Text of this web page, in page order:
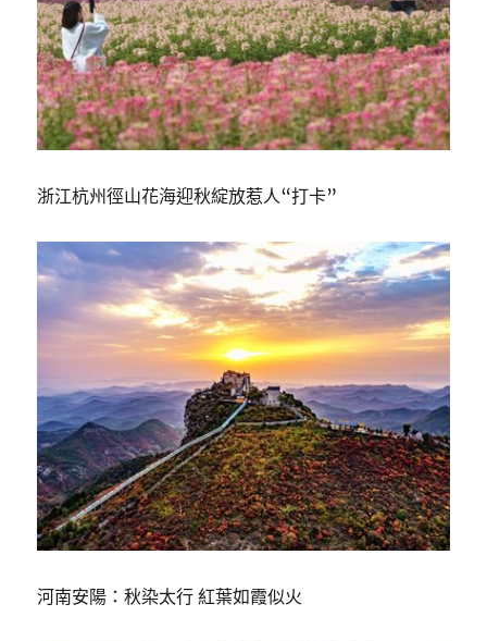
浙江杭州徑山花海迎秋綻放惹人“打卡”
河南安陽：秋染太行 紅葉如霞似火